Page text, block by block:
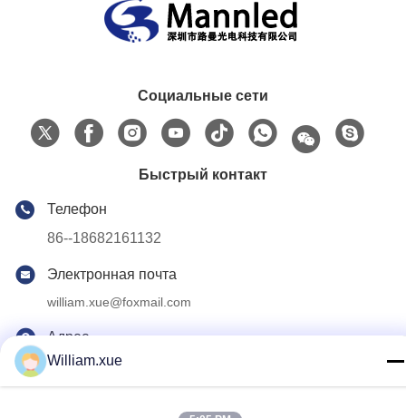
Социальные сети
Быстрый контакт
Телефон
86--18682161132
Электронная почта
william.xue@foxmail.com
Адрес
Третий этаж, здание 1, Парк высоких технологий Хонгфа
Цзятли, община Тангтоу, улица Шиян, район Баоань,
William.xue